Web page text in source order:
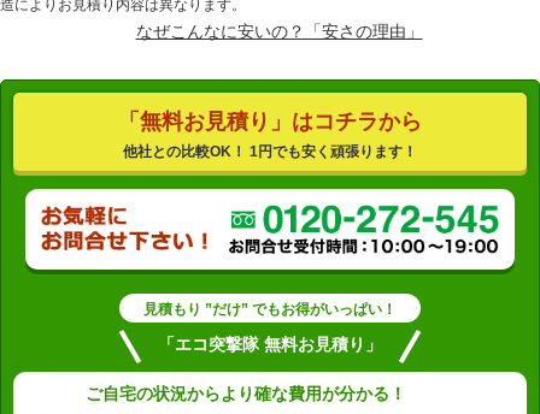
造によりお見積り内容は異なります。
なぜこんなに安いの？「安さの理由」
「無料お見積り」はコチラから
他社との比較OK！ 1円でも安く頑張ります！
見積もり ”だけ” でもお得がいっぱい！
「エコ突撃隊 無料お見積り」
ご自宅の状況からより確な費用が分かる！